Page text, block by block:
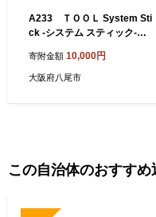
A233 ＴＯＯＬ System Sti
ck -システム スティック-
寄附金額 10,000円
大阪府八尾市
この自治体のおすすめ